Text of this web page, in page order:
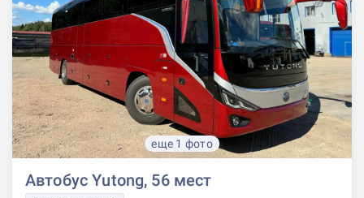
еще 1 фото
Автобус Yutong, 56 мест